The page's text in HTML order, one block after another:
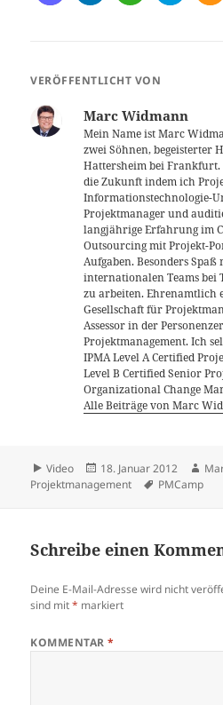
VERÖFFENTLICHT VON
Marc Widmann
Mein Name ist Marc
zwei Söhnen, begeisterter
Hattersheim bei Frankfurt.
die Zukunft indem ich
Informationstechnologie-
Projektmanager und
langjährige Erfahrung im
Outsourcing mit Projekt-
Aufgaben. Besonders
internationalen Teams bei
zu arbeiten. Ehrenamtlich
Gesellschaft für
Assessor in der
Projektmanagement. Ich
IPMA Level A Certified
Level B Certified Senior
Organizational Change
Alle Beiträge von Marc
Format
Video
Veröffentlicht
am
18. Januar 2012
Projektmanagement
Schlagwörter
PMCamp
Schreibe einen
Deine E-Mail-Adresse wird nicht
sind mit* markiert
KOMMENTAR*